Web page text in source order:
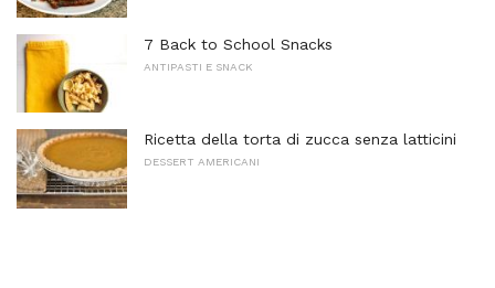
7 Back to School Snacks
ANTIPASTI E SNACK
Ricetta della torta di zucca senza latticini
DESSERT AMERICANI